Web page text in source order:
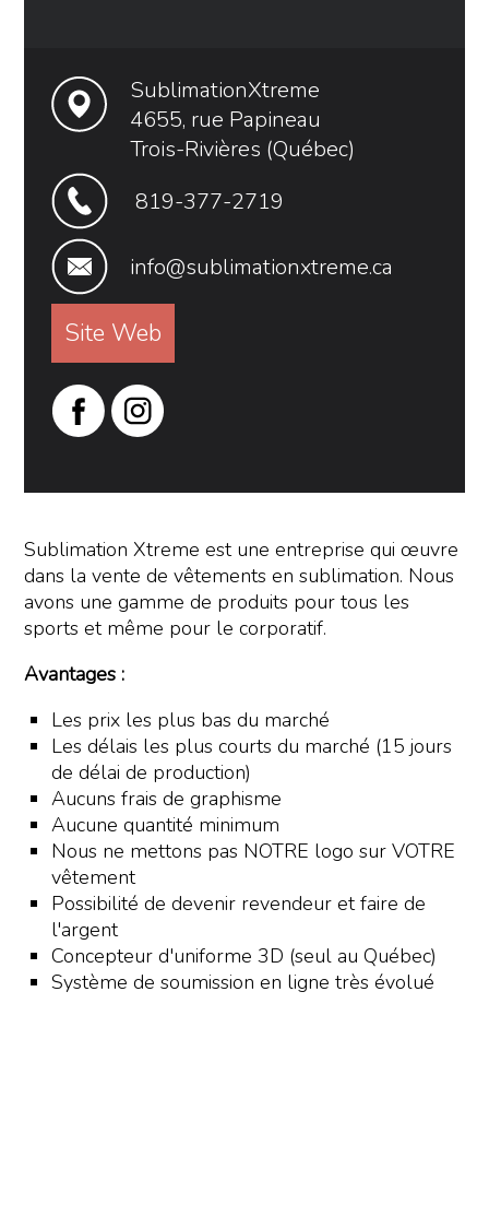
SublimationXtreme
4655, rue Papineau
Trois-Rivières (Québec)
819-377-2719
info@sublimationxtreme.ca
Site Web
Sublimation Xtreme est une entreprise qui œuvre
dans la vente de vêtements en sublimation. Nous
avons une gamme de produits pour tous les
sports et même pour le corporatif.
Avantages :
Les prix les plus bas du marché
Les délais les plus courts du marché (15 jours
de délai de production)
Aucuns frais de graphisme
Aucune quantité minimum
Nous ne mettons pas NOTRE logo sur VOTRE
vêtement
Possibilité de devenir revendeur et faire de
l'argent
Concepteur d'uniforme 3D (seul au Québec)
Système de soumission en ligne très évolué